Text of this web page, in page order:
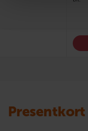
Presentkort